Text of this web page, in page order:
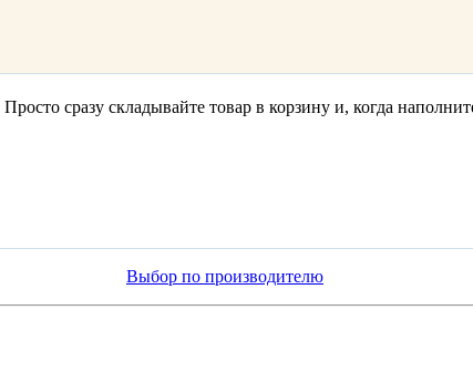
Просто сразу складывайте товар в корзину и, когда
Выбор по производителю